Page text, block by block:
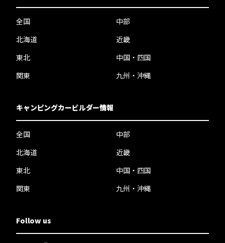
全国
北海道
東北
関東
中部
近畿
中国・四国
九州・沖縄
キャンピングカービルダー情報
全国
北海道
東北
関東
中部
近畿
中国・四国
九州・沖縄
Follow us